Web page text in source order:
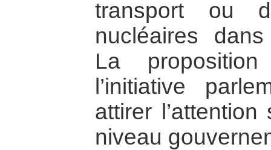
transport ou
nucléaires
La
l’initiative
attirer
niveau